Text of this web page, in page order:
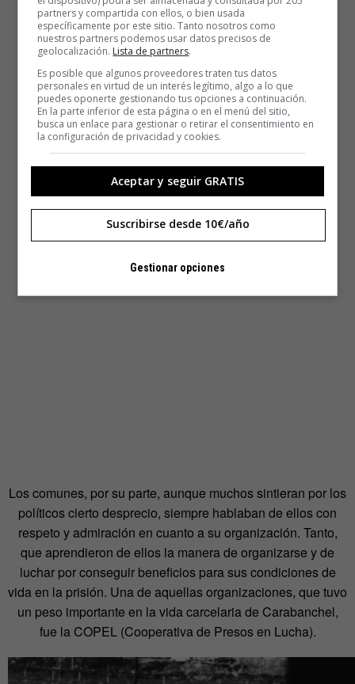
Los comunes, por su parte, aunque muchos sintieran por los
políticos cierto desprecio, siempre hablaban de ellos con
respeto y admiración en cuanto a su organización. Tanto,
que aprendieron de ellos la manera de organizarse y de
luchar por conseguir beneficios para sus condiciones de
vida en la prisión. Una de aquellas organizaciones, que tuvo
un peso importante en la vida carcelaria de Carabanchel,
fue la COPEL (Cooperativa de Presos en Lucha).
partners y compartida con ellos, o bien usada
específicamente por este sitio. Tanto nosotros como
nuestros partners podemos usar datos precisos de
geolocalización. Lista de partners.
Es posible que algunos proveedores traten tus datos
personales en virtud de un interés legítimo, algo a lo que
puedes oponerte gestionando tus opciones a continuación.
En la parte inferior de esta página o en el menú del sitio,
busca un enlace para gestionar o retirar el consentimiento en
la configuración de privacidad y cookies.
Aceptar y seguir GRATIS
Suscribirse desde 10€/año
Gestionar opciones